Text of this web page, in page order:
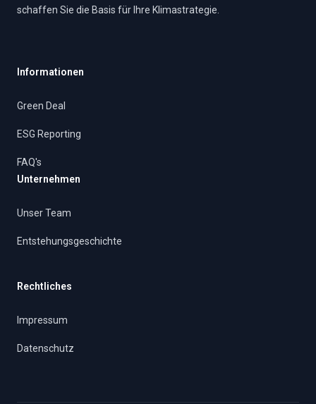
schaffen Sie die Basis für Ihre Klimastrategie.
Informationen
Green Deal
ESG Reporting
FAQ's
Unternehmen
Unser Team
Entstehungsgeschichte
Rechtliches
Impressum
Datenschutz